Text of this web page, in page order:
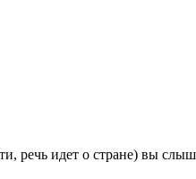
речь идет о стране) вы